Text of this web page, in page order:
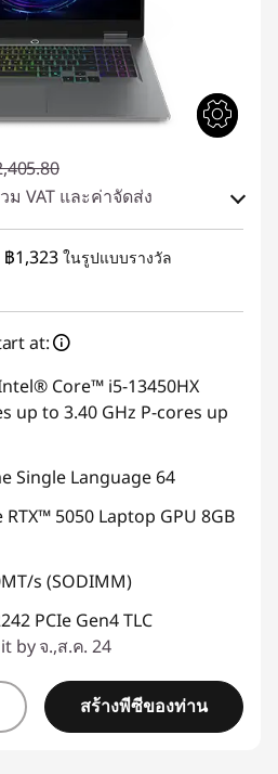
ม VAT และค่าจัดส่ง
฿1,323 ในรูปแบบรางวัล
at:
Core™ i5-13450HX
up to 3.40 GHz P-cores up
Single Language 64
5050 Laptop GPU 8GB
s (SODIMM)
PCIe Gen4 TLC
by จ.,ส.ค. 24
สร้างพีซีของท่าน